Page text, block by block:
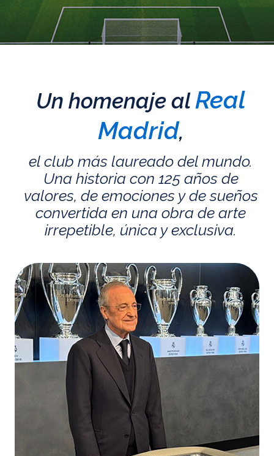
Un homenaje alReal
Madrid,
el club más laureado del mundo.
Una historia con 125 años de
valores, de emociones y de sueños
convertida en una obra de arte
irrepetible, única y exclusiva.